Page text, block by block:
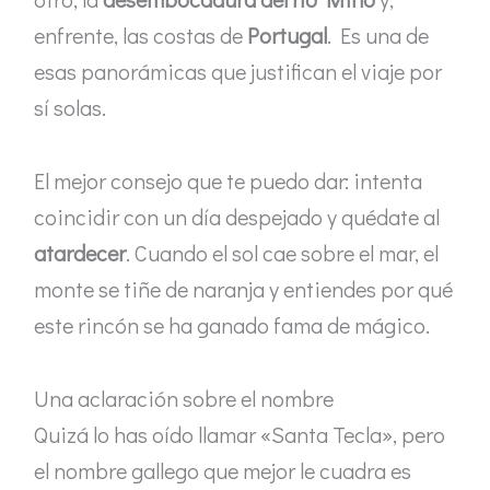
enfrente, las costas dePortugal. Es una de
esas panorámicas que justifican el viaje por
sí solas.
El mejor consejo que te puedo dar: intenta
coincidir con un día despejado y quédate al
atardecer. Cuando el sol cae sobre el mar, el
monte se tiñe de naranja y entiendes por qué
este rincón se ha ganado fama de mágico.
Una aclaración sobre el nombre
Quizá lo has oído llamar «Santa Tecla», pero
el nombre gallego que mejor le cuadra es